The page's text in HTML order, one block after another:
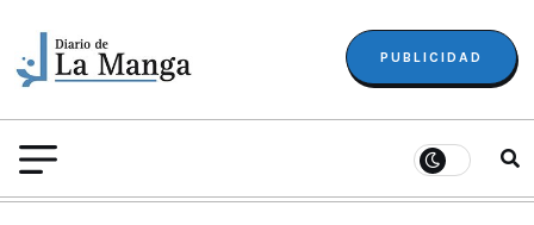
PUBLICIDAD